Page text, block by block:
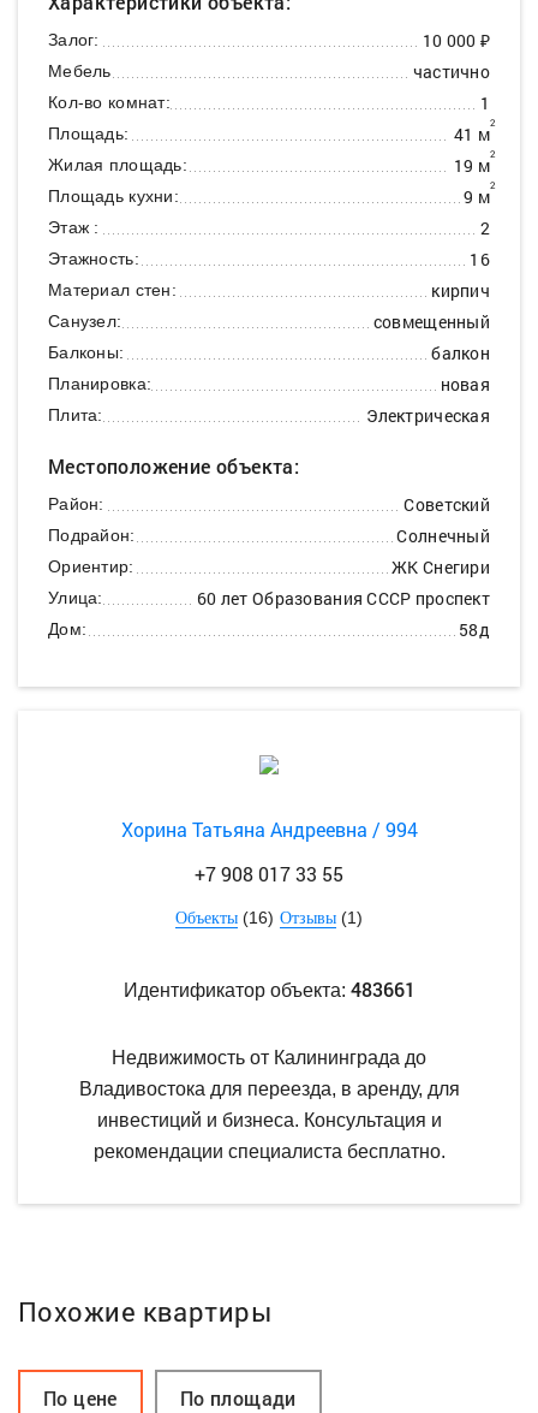
Залог: 10 000 ₽
Мебель частично
Кол-во комнат: 1
Площадь: 41 м2
Жилая площадь: 19 м2
Площадь кухни: 9 м2
Этаж : 2
Этажность: 16
Материал стен: кирпич
Санузел: совмещенный
Балконы: балкон
Планировка: новая
Плита: Электрическая
Местоположение объекта:
Район: Советский
Подрайон: Солнечный
Ориентир: ЖК Снегири
Улица: 60 лет Образования СССР проспект
Дом: 58д
Хорина Татьяна Андреевна / 994
+7 908 017 33 55
Объекты (16) Отзывы (1)
Идентификатор объекта: 483661
Недвижимость от Калининграда до
Владивостока для переезда, в аренду, для
инвестиций и бизнеса. Консультация и
рекомендации специалиста бесплатно.
Похожие квартиры
По цене По площади